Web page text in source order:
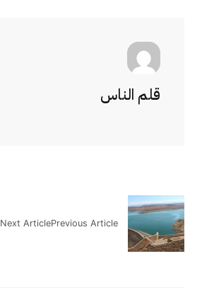
قلم الناس
Previous Article
Next Article